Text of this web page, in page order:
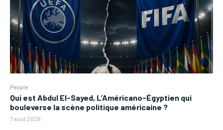
People
Qui est Abdul El-Sayed, L’Américano-Égyptien qui
bouleverse la scène politique américaine ?
7 août 2026